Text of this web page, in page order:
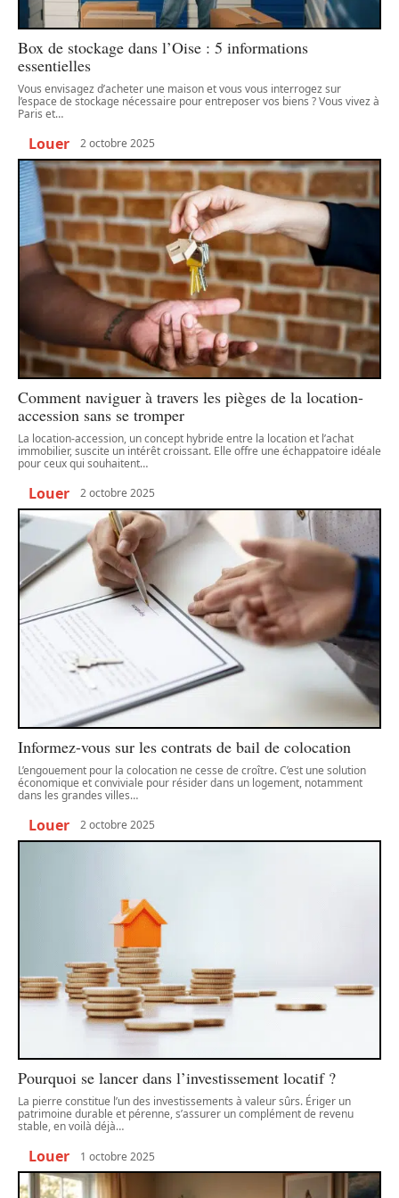
Box de stockage dans l’Oise : 5 informations
essentielles
Vous envisagez d’acheter une maison et vous vous interrogez sur
l’espace de stockage nécessaire pour entreposer vos biens ? Vous vivez à
Paris et…
Louer 2 octobre 2025
Comment naviguer à travers les pièges de la location-
accession sans se tromper
La location-accession, un concept hybride entre la location et l’achat
immobilier, suscite un intérêt croissant. Elle offre une échappatoire idéale
pour ceux qui souhaitent…
Louer 2 octobre 2025
Informez-vous sur les contrats de bail de colocation
L’engouement pour la colocation ne cesse de croître. C’est une solution
économique et conviviale pour résider dans un logement, notamment
dans les grandes villes…
Louer 2 octobre 2025
Pourquoi se lancer dans l’investissement locatif ?
La pierre constitue l’un des investissements à valeur sûrs. Ériger un
patrimoine durable et pérenne, s’assurer un complément de revenu
stable, en voilà déjà…
Louer 1 octobre 2025